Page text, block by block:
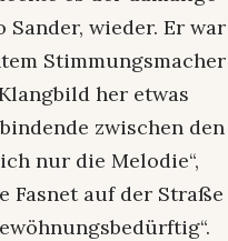
wieder. Er war
Stimmungsmacher
her etwas
zwischen den
nur die Melodie“,
Fasnet auf der Straße